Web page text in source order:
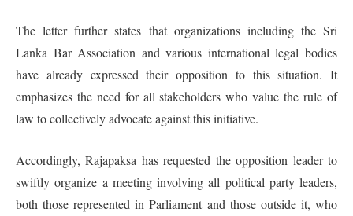
The letter further states that organizations including the Sri
Lanka Bar Association and various international legal bodies
have already expressed their opposition to this situation. It
emphasizes the need for all stakeholders who value the rule of
law to collectively advocate against this initiative.
Accordingly, Rajapaksa has requested the opposition leader to
swiftly organize a meeting involving all political party leaders,
both those represented in Parliament and those outside it, who